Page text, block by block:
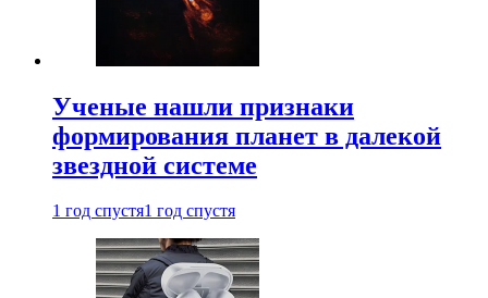
Ученые нашли признаки
формирования планет в далекой
звездной системе
1 год спустя1 год спустя